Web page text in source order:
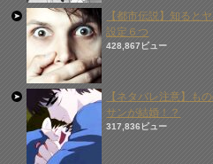
【都市伝説】知ると
設定６つ
428,867ビュー
【ネタバレ注意】も
サンが結婚！？
317,836ビュー